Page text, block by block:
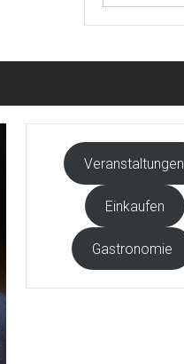
Veranstaltungen
Einkaufen
Gastronomie